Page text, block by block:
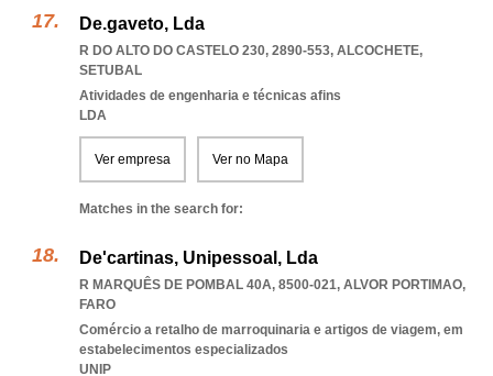
De.gaveto, Lda
R DO ALTO DO CASTELO 230, 2890-553, ALCOCHETE,
SETUBAL
Atividades de engenharia e técnicas afins
LDA
Ver empresa Ver no Mapa
Matches in the search for:
De'cartinas, Unipessoal, Lda
R MARQUÊS DE POMBAL 40A, 8500-021, ALVOR PORTIMAO,
FARO
Comércio a retalho de marroquinaria e artigos de viagem, em
estabelecimentos especializados
UNIP